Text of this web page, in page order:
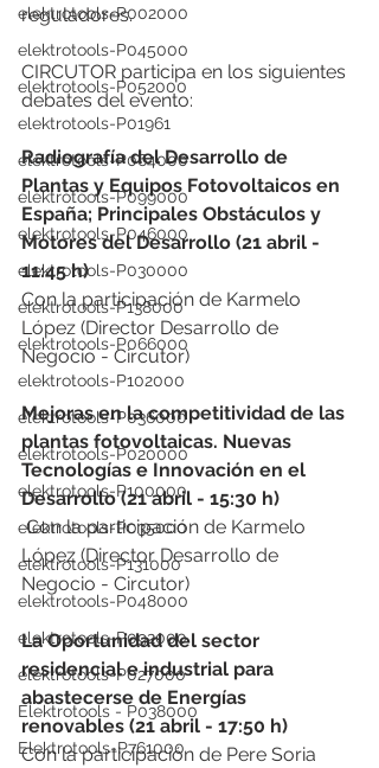
elektrotools-P002000
elektrotools-P045000
elektrotools-P052000
elektrotools-P01961
elektrotools-P064000
elektrotools-P099000
elektrotools-P046000
elektrotools-P030000
elektrotools-P138000
elektrotools-P066000
elektrotools-P102000
elektrotools-P036000
elektrotools-P020000
elektrotools-P100000
elektrotools-P035000
elektrotools-P131000
elektrotools-P048000
elektrotools-P092000
elektrotools-P027000
Elektrotools - P038000
Elektrotools-P761000
reguladores.
CIRCUTOR participa en los siguientes
debates del evento:
Radiografía del Desarrollo de
Plantas y Equipos Fotovoltaicos en
España; Principales Obstáculos y
Motores del Desarrollo (21 abril -
11:45 h)
Con la participación de Karmelo
López (Director Desarrollo de
Negocio - Circutor)
Mejoras en la competitividad de las
plantas fotovoltaicas. Nuevas
Tecnologías e Innovación en el
Desarrollo (21 abril - 15:30 h)
Con la participación de Karmelo
López (Director Desarrollo de
Negocio - Circutor)
La Oportunidad del sector
residencial e industrial para
abastecerse de Energías
renovables (21 abril - 17:50 h)
Con la participación de Pere Soria